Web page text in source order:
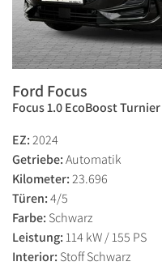
Ford Focus
Focus 1.0 EcoBoost
EZ:2024
Getriebe:Automatik
Kilometer:23.696
Türen:4/5
Farbe: Schwarz
Leistung: 114 kW / 155 PS
Interior: Stoff Schwarz